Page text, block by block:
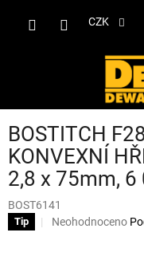
CZK
BOSTITCH
KONVEXNÍ
2,8 x 75mm, 6
BOST6141
Tip
Průměrné
Neohodnoceno